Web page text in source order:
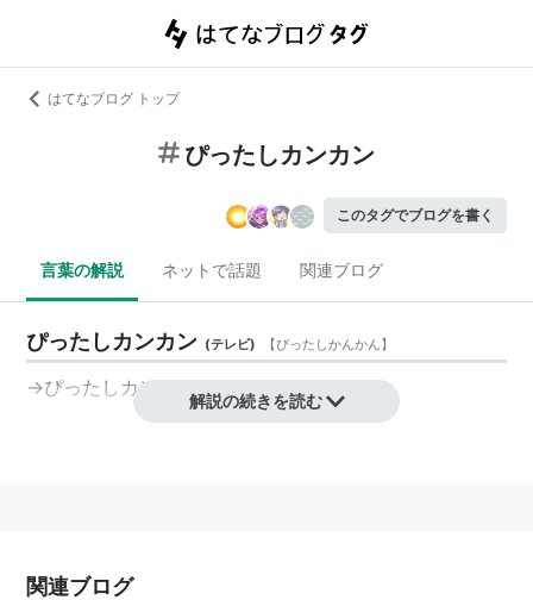
はてなブログ トップ
ぴったしカンカン
このタグでブログを書く
言葉の解説 ネットで話題 関連ブログ
ぴったしカンカン (テレビ) 【ぴったしかんかん】
→ぴったしカン・カン
解説の続きを読む
関連ブログ